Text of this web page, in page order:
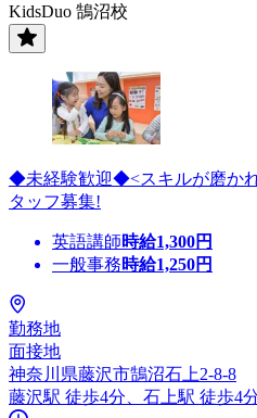
KidsDuo 鵠沼校
◆未経験歓迎◆<スキルが磨か
タッフ募集!
英語講師時給1,300円
一般事務時給1,250円
勤務地
面接地
神奈川県藤沢市鵠沼石上2-8-8
藤沢駅 徒歩4分、石上駅 徒歩4